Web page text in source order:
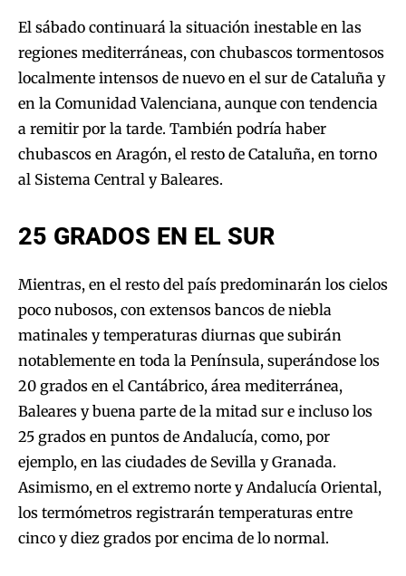
El sábado continuará la situación inestable en las
regiones mediterráneas, con chubascos tormentosos
localmente intensos de nuevo en el sur de Cataluña y
en la Comunidad Valenciana, aunque con tendencia
a remitir por la tarde. También podría haber
chubascos en Aragón, el resto de Cataluña, en torno
al Sistema Central y Baleares.
25 GRADOS EN EL SUR
Mientras, en el resto del país predominarán los cielos
poco nubosos, con extensos bancos de niebla
matinales y temperaturas diurnas que subirán
notablemente en toda la Península, superándose los
20 grados en el Cantábrico, área mediterránea,
Baleares y buena parte de la mitad sur e incluso los
25 grados en puntos de Andalucía, como, por
ejemplo, en las ciudades de Sevilla y Granada.
Asimismo, en el extremo norte y Andalucía Oriental,
los termómetros registrarán temperaturas entre
cinco y diez grados por encima de lo normal.